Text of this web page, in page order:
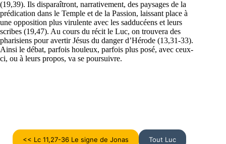
(19,39). Ils disparaîtront, narrativement, des paysages de la
prédication dans le Temple et de la Passion, laissant place à
une opposition plus virulente avec les sadducéens et leurs
scribes (19,47). Au cours du récit le Luc, on trouvera des
pharisiens pour avertir Jésus du danger d’Hérode (13,31-33).
Ainsi le débat, parfois houleux, parfois plus posé, avec ceux-
ci, ou à leurs propos, va se poursuivre.
<< Lc 11,27-36 Le signe de Jonas Tout Luc